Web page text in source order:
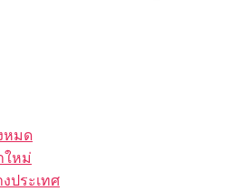
หมด
ใหม่
ประเทศ